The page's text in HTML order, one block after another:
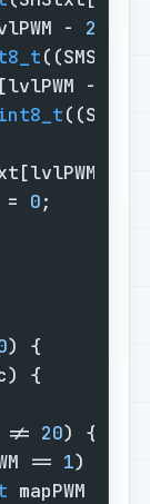
- 2
-
-
=
0
!= 20
== 1
mapPWM =